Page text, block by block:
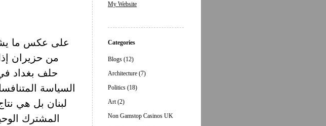
على عكس ما
من حزيران
حلف بغداد في
السياسة
لبنان بل هي
المشترك
My Website
Categories
Blogs (12)
Architecture (7)
Politics (18)
Art (2)
Non Gamstop Casinos UK